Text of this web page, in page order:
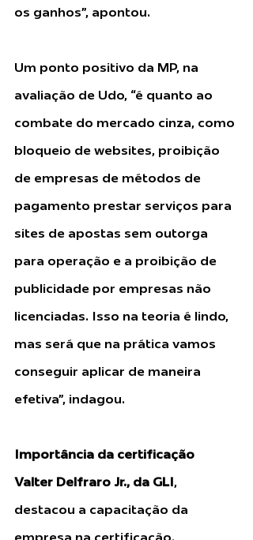
os ganhos”, apontou.
Um ponto positivo da MP, na
avaliação de Udo, “é quanto ao
combate do mercado cinza, como
bloqueio de websites, proibição
de empresas de métodos de
pagamento prestar serviços para
sites de apostas sem outorga
para operação e a proibição de
publicidade por empresas não
licenciadas. Isso na teoria é lindo,
mas será que na prática vamos
conseguir aplicar de maneira
efetiva”, indagou.
Importância da certificação
Valter Delfraro Jr., da GLI,
destacou a capacitação da